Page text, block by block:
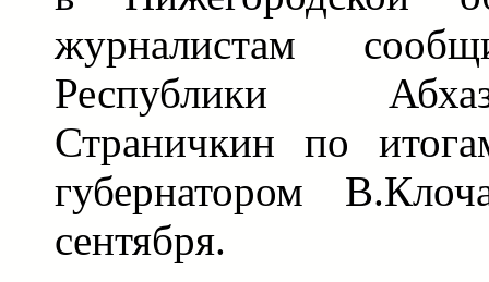
журналистам
Республики
Страничкин по
губернатором
сентября.